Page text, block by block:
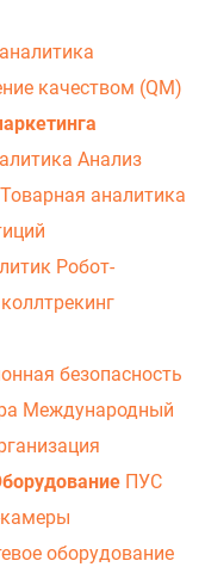
качеством (QM)
Анализ
Товарная аналитика
Робот-
безопасность
Международный
ПУС
оборудование